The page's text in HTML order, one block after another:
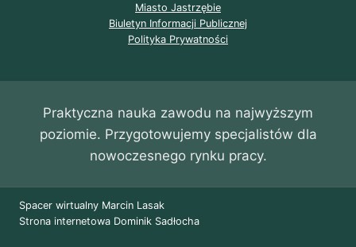
Miasto Jastrzębie
Biuletyn Informacji Publicznej
Polityka Prywatności
Praktyczna nauka zawodu na najwyższym
poziomie. Przygotowujemy specjalistów dla
nowoczesnego rynku pracy.
Spacer wirtualny Marcin Lasak
Strona internetowa Dominik Sadłocha